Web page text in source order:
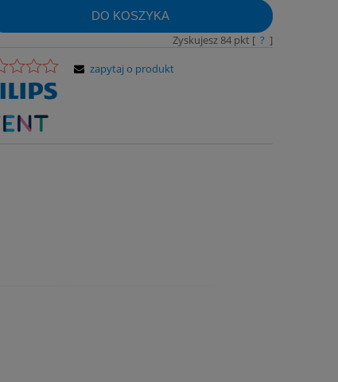
DO KOSZYKA
Zyskujesz 84pkt [ ? ]
zapytaj o produkt